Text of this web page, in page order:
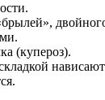
(купероз).